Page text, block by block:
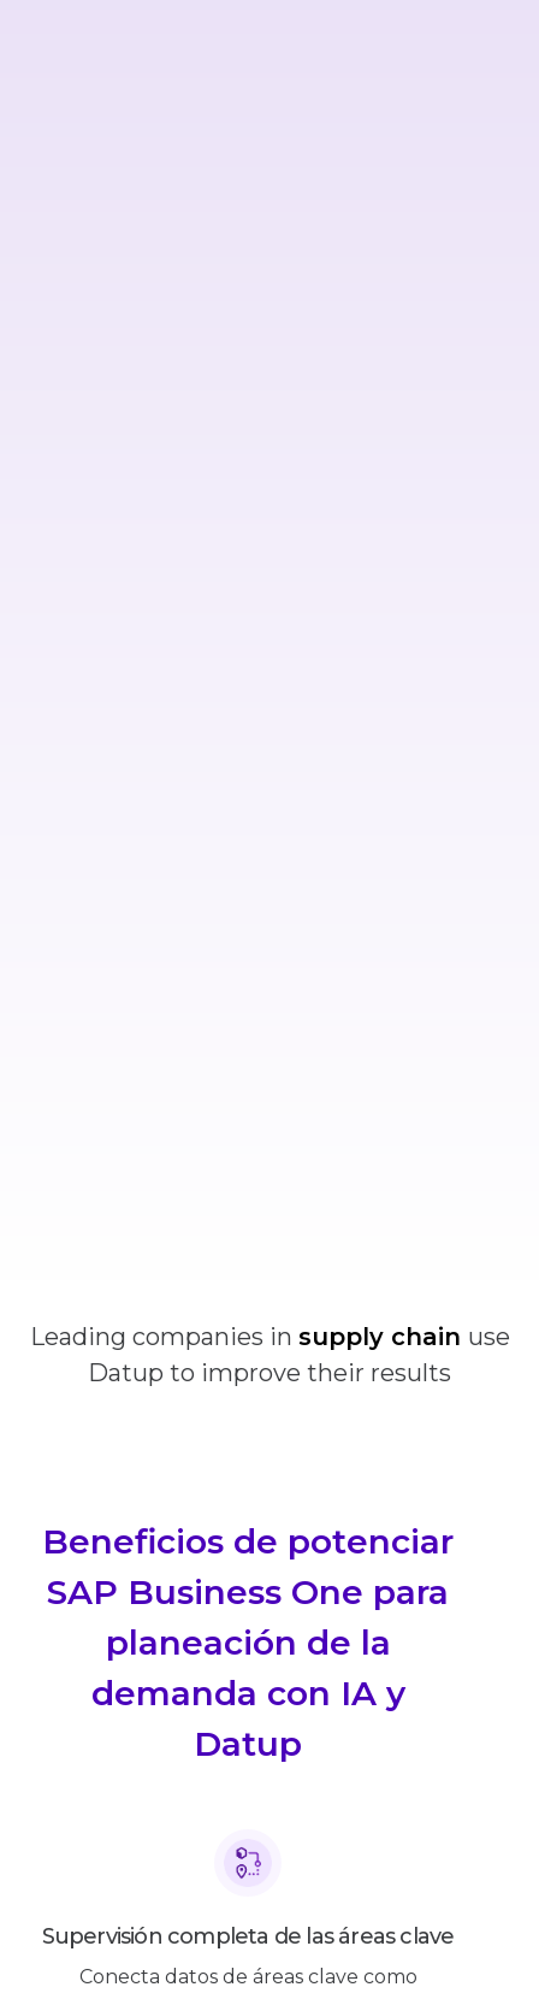
Leading companies in supply chain use
Datup to improve their results
Beneficios de potenciar
SAP Business One para
planeación de la
demanda con IA y
Datup
Supervisión completa de las áreas clave
Conecta datos de áreas clave como